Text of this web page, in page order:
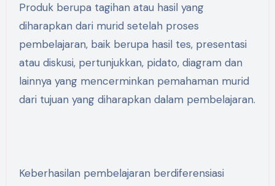
Produk berupa tagihan atau hasil yang
diharapkan dari murid setelah proses
pembelajaran, baik berupa hasil tes, presentasi
atau diskusi, pertunjukkan, pidato, diagram dan
lainnya yang mencerminkan pemahaman murid
dari tujuan yang diharapkan dalam pembelajaran.
Keberhasilan pembelajaran berdiferensiasi